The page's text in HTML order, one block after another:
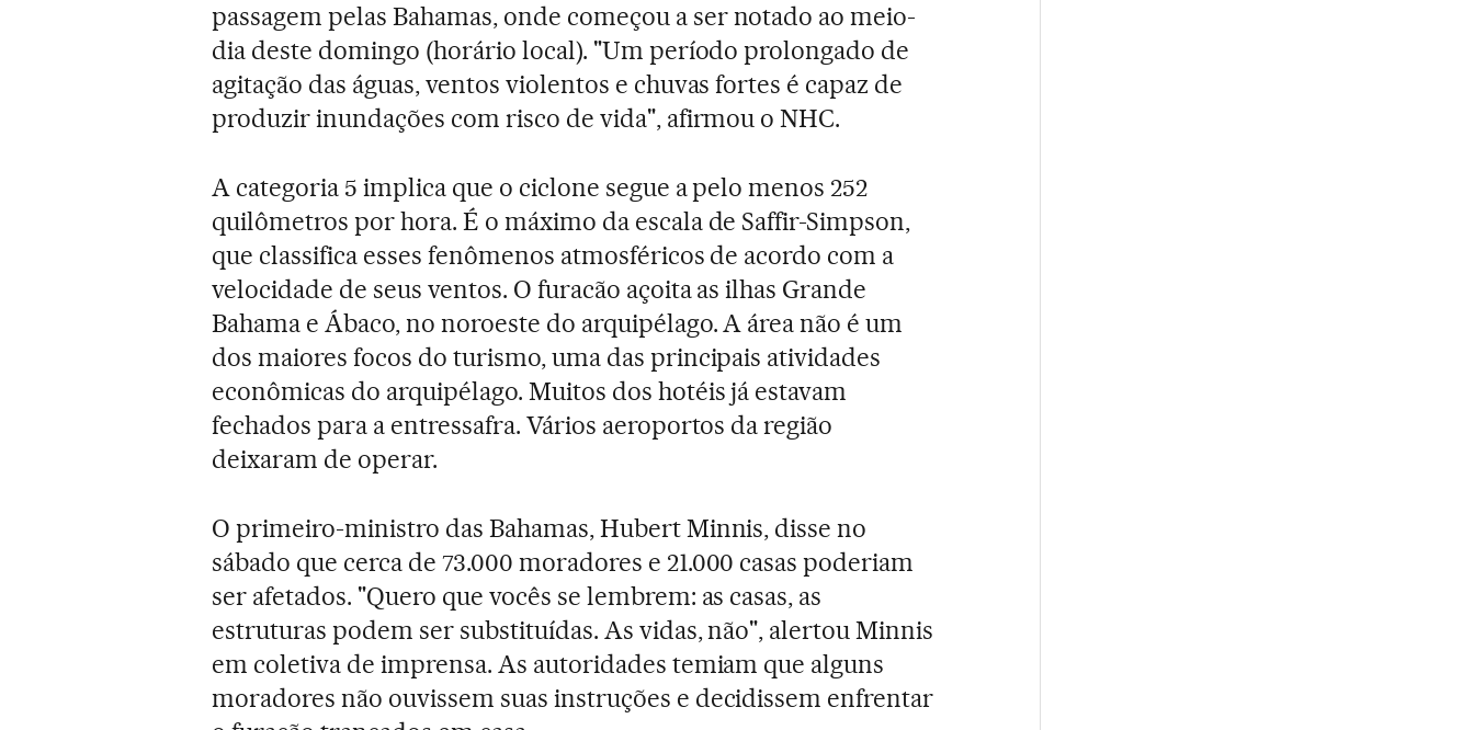
passagem pelas Bahamas, onde começou a ser notado ao meio-
dia deste domingo (horário local). "Um período prolongado de
agitação das águas, ventos violentos e chuvas fortes é capaz de
produzir inundações com risco de vida", afirmou o NHC.
A categoria 5 implica que o ciclone segue a pelo menos 252
quilômetros por hora. É o máximo da escala de Saffir-Simpson,
que classifica esses fenômenos atmosféricos de acordo com a
velocidade de seus ventos. O furacão açoita as ilhas Grande
Bahama e Ábaco, no noroeste do arquipélago. A área não é um
dos maiores focos do turismo, uma das principais atividades
econômicas do arquipélago. Muitos dos hotéis já estavam
fechados para a entressafra. Vários aeroportos da região
deixaram de operar.
O primeiro-ministro das Bahamas, Hubert Minnis, disse no
sábado que cerca de 73.000 moradores e 21.000 casas poderiam
ser afetados. "Quero que vocês se lembrem: as casas, as
estruturas podem ser substituídas. As vidas, não", alertou Minnis
em coletiva de imprensa. As autoridades temiam que alguns
moradores não ouvissem suas instruções e decidissem enfrentar